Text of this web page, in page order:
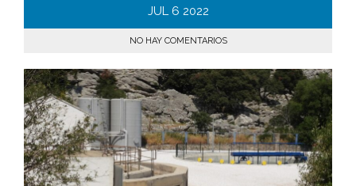
JUL 6 2022
NO HAY COMENTARIOS